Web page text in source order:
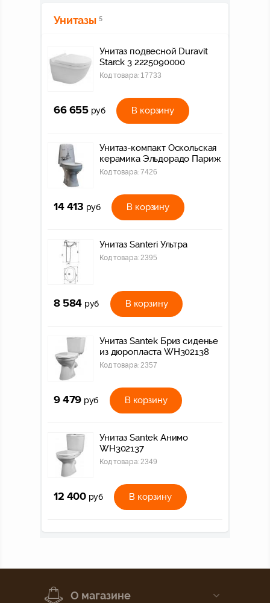
Унитазы 5
Унитаз подвесной Duravit
Starck 3 2225090000
Код товара: 17733
66 655 руб В корзину
Унитаз-компакт Оскольская
керамика Эльдорадо Париж
Код товара:7426
14 413 руб В корзину
Унитаз Santeri Ультра
Код товара: 2395
8 584 руб В корзину
Унитаз Santek Бриз сиденье
из дюропласта WH302138
Код товара: 2357
9 479 руб В корзину
Унитаз Santek Анимо
WH302137
Код товара: 2349
12 400 руб В корзину
О магазине